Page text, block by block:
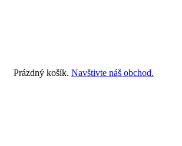
Prázdný košík. Navštivte náš obchod.